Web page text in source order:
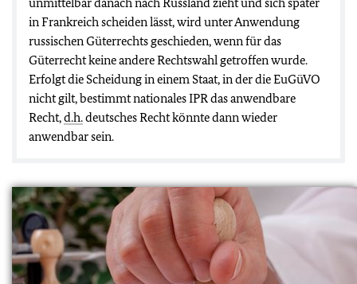
in Frankreich scheiden lässt, wird unter Anwendung
russischen Güterrechts geschieden, wenn für das
Güterrecht keine andere Rechtswahl getroffen wurde.
Erfolgt die Scheidung in einem Staat, in der die EuGüVO
nicht gilt, bestimmt nationales IPR das anwendbare
Recht,d.h.deutsches Recht könnte dann wieder
anwendbar sein.